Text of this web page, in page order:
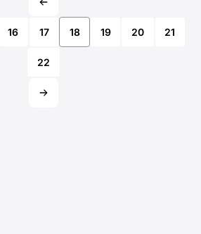
16 17 18 19 20 21
22